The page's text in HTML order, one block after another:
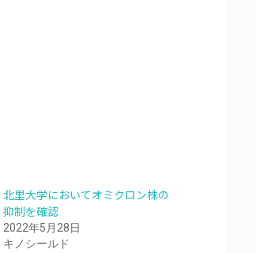
北里大学においてオミクロン株の
抑制を確認
2022年5月28日
キノシールド